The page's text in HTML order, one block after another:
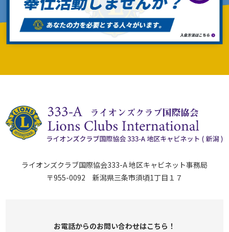
ライオンズクラブ国際協会333-A 地区キャビネット事務局
〒955-0092 新潟県三条市須頃1丁目１７
お電話からのお問い合わせはこちら！